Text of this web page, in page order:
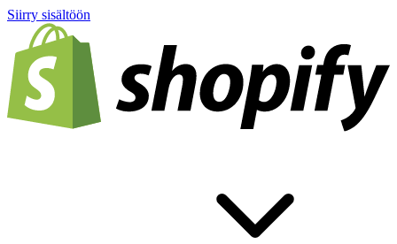
Siirry sisältöön